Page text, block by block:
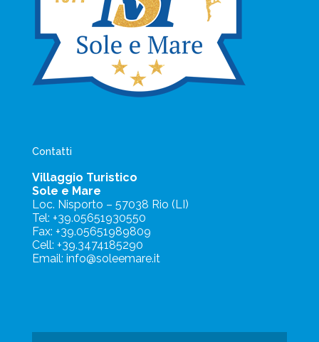
Contatti
Villaggio Turistico
Sole e Mare
Loc. Nisporto – 57038 Rio (LI)
Tel: +39.05651930550
Fax: +39.05651989809
Cell: +39.3474185290
Email: info@soleemare.it